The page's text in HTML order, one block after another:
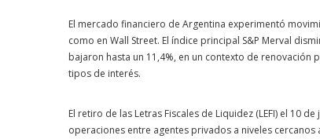
El mercado financiero de Argentina experimentó
como en Wall Street. El índice principal S&P Merval
bajaron hasta un 11,4%, en un contexto de
tipos de interés.
El retiro de las Letras Fiscales de Liquidez (LEFI) el 10
operaciones entre agentes privados a niveles